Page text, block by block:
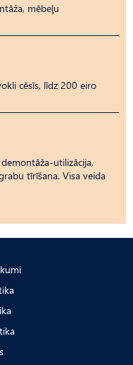
mēbeļu
cēsīs, līdz 200 eiro
utilizācija,
tīrīšana. Visa veida